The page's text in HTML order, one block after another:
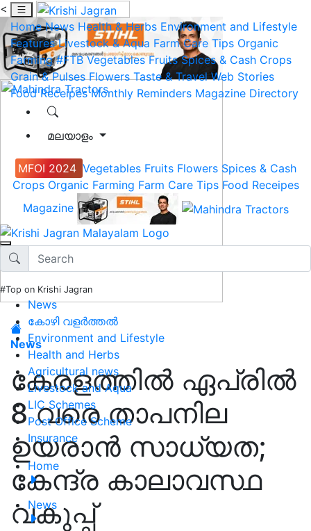
<
Home News Health & Herbs Environment and Lifestyle
Features Livestock & Aqua Farm Care Tips Organic
Farming #FTB Vegetables Fruits Spices & Cash Crops
Grain & Pulses Flowers Taste & Travel Web Stories
Food Receipes Monthly Reminders Magazine Directory
മലയാളം
MFOI 2024 Vegetables Fruits Flowers Spices & Cash
Crops Organic Farming Farm Care Tips Food Receipes
Magazine
#Top on Krishi Jagran
News
കോഴി വളർത്തൽ
Environment and Lifestyle
Health and Herbs
Agricultural news
Livestock and Aqua
LIC Schemes
Post Office Scheme
Insurance
Home
News
News
കേരളത്തിൽ ഏപ്രിൽ
8 വരെ താപനില
ഉയരാൻ സാധ്യത;
കേന്ദ്ര കാലാവസ്ഥ
വകുപ്പ്